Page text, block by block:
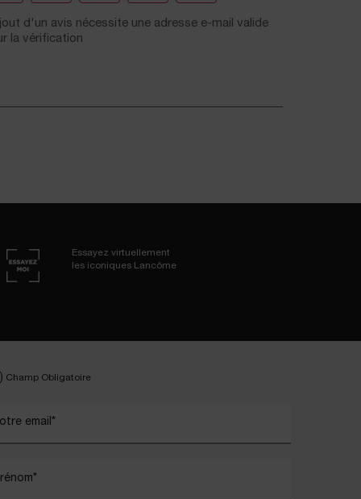
Essayez virtuellement
les iconiques Lancôme
Champ Obligatoire
email *
*